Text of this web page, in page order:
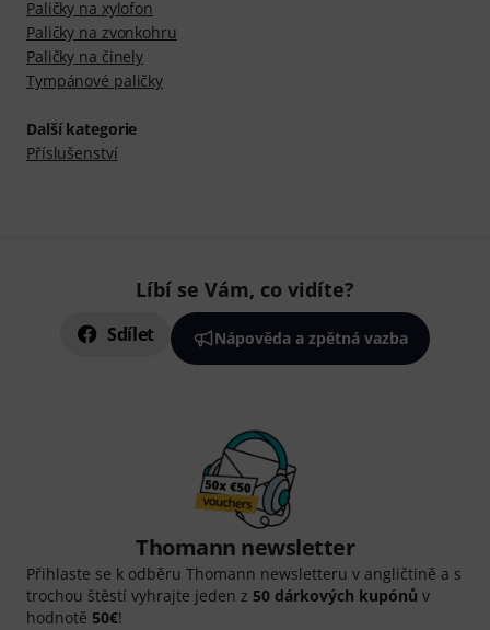
Paličky na xylofon
Paličky na zvonkohru
Paličky na činely
Tympánové paličky
Další kategorie
Příslušenství
Líbí se Vám, co vidíte?
Sdílet Nápověda a zpětná vazba
Thomann newsletter
Přihlaste se k odběru Thomann newsletteru v angličtině a s
trochou štěstí vyhrajte jeden z 50 dárkových kupónů v
hodnotě 50€!